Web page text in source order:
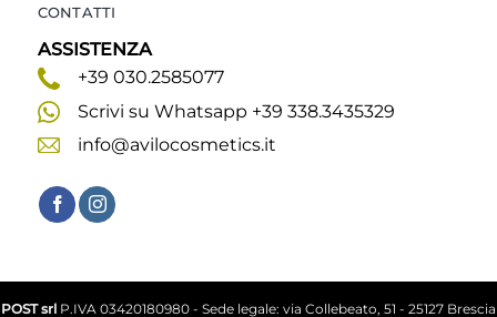
CONTATTI
ASSISTENZA
+39 030.2585077
Scrivi su Whatsapp +39 338.3435329
info@avilocosmetics.it
POST srl P.IVA 03420180980 - Sede legale: via Collebeato, 51 - 25127 Brescia